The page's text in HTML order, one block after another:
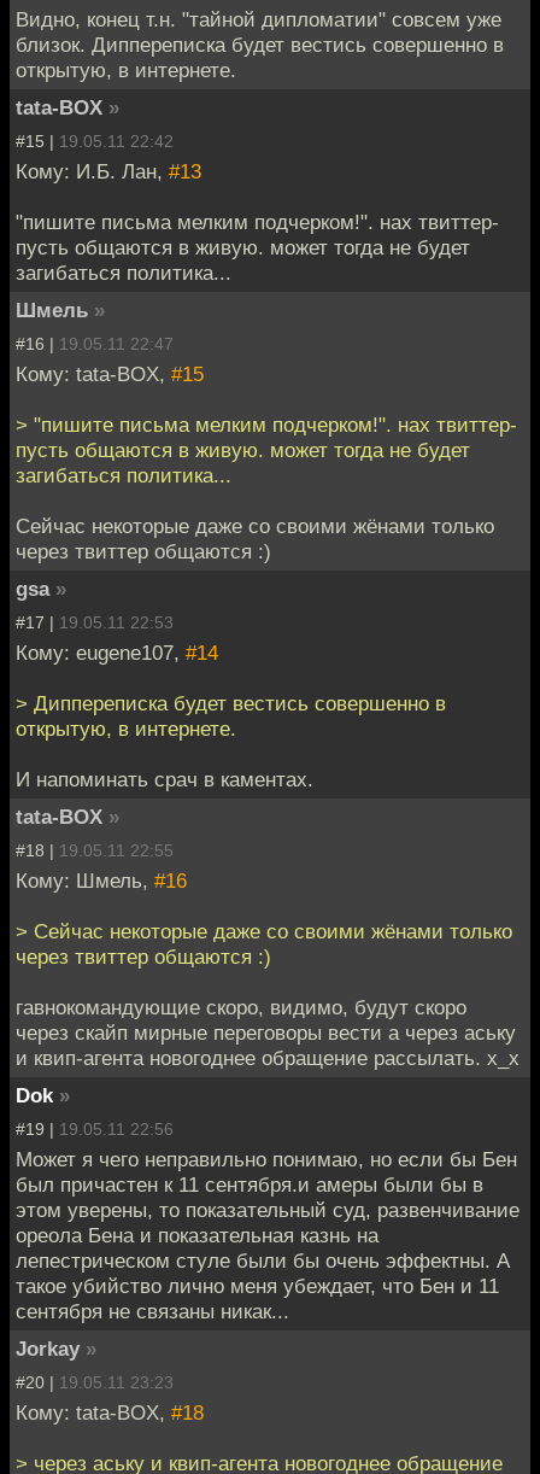
Видно, конец т.н. "тайной дипломатии" совсем уже
близок. Диппереписка будет вестись совершенно в
открытую, в интернете.
tata-BOX »
#15 | 19.05.11 22:42
Кому: И.Б. Лан, #13
"пишите письма мелким подчерком!". нах твиттер-
пусть общаются в живую. может тогда не будет
загибаться политика...
Шмель »
#16 | 19.05.11 22:47
Кому: tata-BOX, #15
> "пишите письма мелким подчерком!". нах твиттер-
пусть общаются в живую. может тогда не будет
загибаться политика...
Сейчас некоторые даже со своими жёнами только
через твиттер общаются :)
gsa »
#17 | 19.05.11 22:53
Кому: eugene107, #14
> Диппереписка будет вестись совершенно в
открытую, в интернете.
И напоминать срач в каментах.
tata-BOX »
#18 | 19.05.11 22:55
Кому: Шмель, #16
> Сейчас некоторые даже со своими жёнами только
через твиттер общаются :)
гавнокомандующие скоро, видимо, будут скоро
через скайп мирные переговоры вести а через аську
и квип-агента новогоднее обращение рассылать. х_х
Dok »
#19 | 19.05.11 22:56
Может я чего неправильно понимаю, но если бы Бен
был причастен к 11 сентября.и амеры были бы в
этом уверены, то показательный суд, развенчивание
ореола Бена и показательная казнь на
лепестрическом стуле были бы очень эффектны. А
такое убийство лично меня убеждает, что Бен и 11
сентября не связаны никак...
Jorkay »
#20 | 19.05.11 23:23
Кому: tata-BOX, #18
> через аську и квип-агента новогоднее обращение